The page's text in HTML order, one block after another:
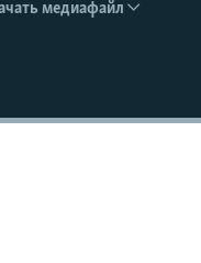
EMBED
медиафайл